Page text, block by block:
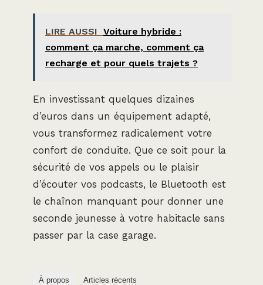
LIRE AUSSI Voiture hybride :
comment ça marche, comment ça
recharge et pour quels trajets ?
En investissant quelques dizaines
d’euros dans un équipement adapté,
vous transformez radicalement votre
confort de conduite. Que ce soit pour la
sécurité de vos appels ou le plaisir
d’écouter vos podcasts, le Bluetooth est
le chaînon manquant pour donner une
seconde jeunesse à votre habitacle sans
passer par la case garage.
À propos Articles récents